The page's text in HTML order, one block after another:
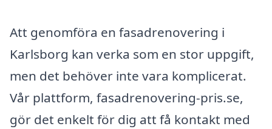
Att genomföra en fasadrenovering i
Karlsborg kan verka som en stor uppgift,
men det behöver inte vara komplicerat.
Vår plattform, fasadrenovering-pris.se,
gör det enkelt för dig att få kontakt med